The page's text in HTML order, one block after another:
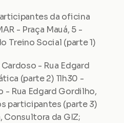
da oficina
- Praça Mauá, 5 -
Treino Social (parte 1)
- Rua Edgard
(parte 2) 11h30 -
- Rua Edgard Gordilho,
participantes (parte 3)
Consultora da GIZ;